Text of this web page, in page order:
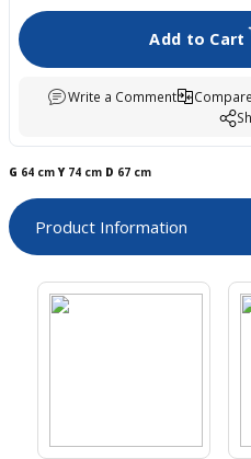
Add to Cart
Write a Comment Compare
G 64 cmY74 cm D 67 cm
Product Information